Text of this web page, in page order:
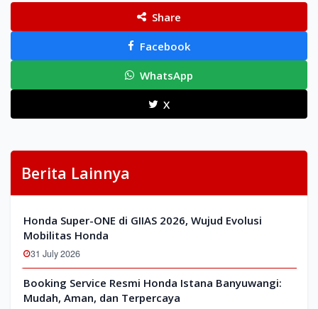
Share
Facebook
WhatsApp
X
Berita Lainnya
Honda Super-ONE di GIIAS 2026, Wujud Evolusi
Mobilitas Honda
31 July 2026
Booking Service Resmi Honda Istana Banyuwangi:
Mudah, Aman, dan Terpercaya